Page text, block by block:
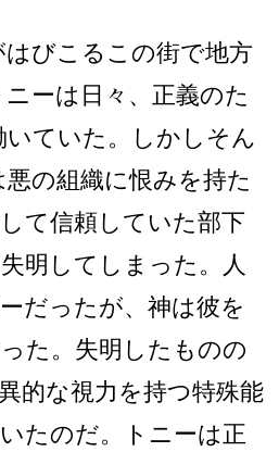
びこるこの街で地方
ーは日々、正義のた
いていた。しかしそん
の組織に恨みを持た
て信頼していた部下
明してしまった。人
だったが、神は彼を
た。失明したものの
的な視力を持つ特殊能
たのだ。トニーは正